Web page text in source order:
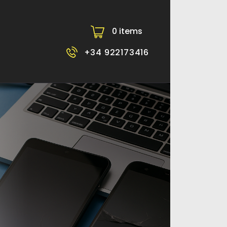
0 items
+34 922173416